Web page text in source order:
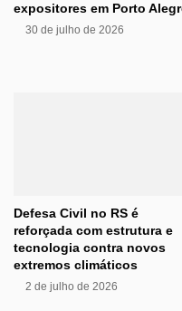
expositores em Porto
30 de julho de 2026
Defesa Civil no RS é
reforçada com estrutura e
tecnologia contra novos
extremos climáticos
2 de julho de 2026